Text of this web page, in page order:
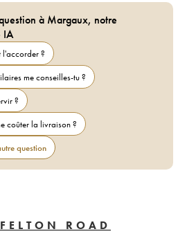
à Margaux, notre
IA
?
me conseilles-tu ?
?
coûter la livraison ?
question
ROAD